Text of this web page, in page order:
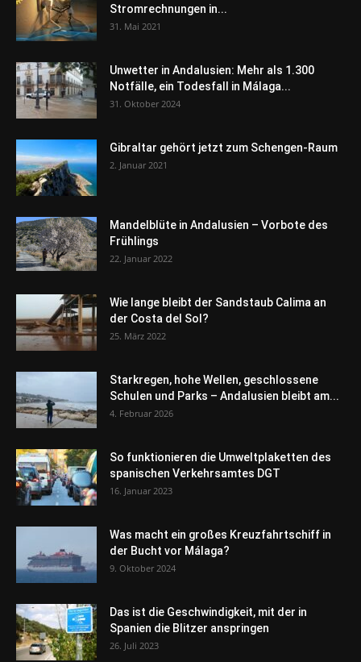
Stromrechnungen in...
31. Mai 2021
Unwetter in Andalusien: Mehr als 1.300
Notfälle, ein Todesfall in Málaga...
31. Oktober 2024
Gibraltar gehört jetzt zum Schengen-Raum
2. Januar 2021
Mandelblüte in Andalusien – Vorbote des
Frühlings
22. Januar 2022
Wie lange bleibt der Sandstaub Calima an
der Costa del Sol?
25. März 2022
Starkregen, hohe Wellen, geschlossene
Schulen und Parks – Andalusien bleibt am...
4. Februar 2026
So funktionieren die Umweltplaketten des
spanischen Verkehrsamtes DGT
16. Januar 2023
Was macht ein großes Kreuzfahrtschiff in
der Bucht vor Málaga?
9. Oktober 2024
Das ist die Geschwindigkeit, mit der in
Spanien die Blitzer anspringen
26. Juli 2023